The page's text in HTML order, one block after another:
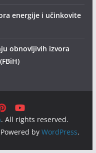
energije i učinkovite
obnovljivih izvora
. All rights reserved.
by WordPress.